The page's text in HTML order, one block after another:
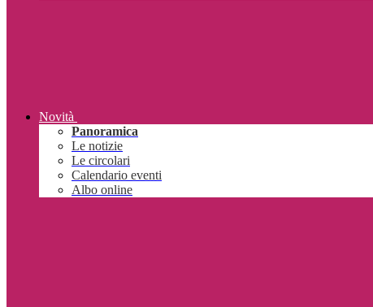
Novità
Panoramica
Le notizie
Le circolari
Calendario eventi
Albo online